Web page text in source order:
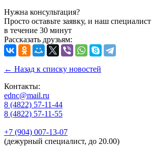
Нужна консультация?
Просто оставьте заявку, и наш
в течение 30 минут
Рассказать друзьям:
← Назад к списку новостей
Контакты:
ednc@mail.ru
8 (4822) 57-11-44
8 (4822) 57-11-55
+7 (904) 007-13-07
(дежурный специалист, до 20.00)